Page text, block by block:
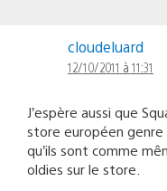
cloudeluard
12/10/2011 à 11:31
J’espère aussi que
store européen genre
qu’ils sont comme
oldies sur le store.